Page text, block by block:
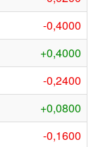
-0,4000
+0,4000
-0,2400
+0,0800
-0,1600